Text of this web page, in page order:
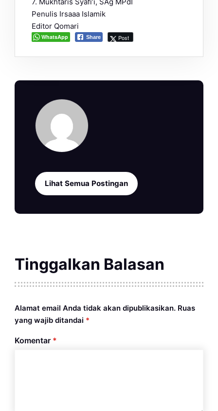
Penulis Irsaaa Islamik
Editor Qomari
WhatsApp Share Post
Lihat Semua Postingan
Tinggalkan Balasan
Alamat email Anda tidak akan dipublikasikan. Ruas
yang wajib ditandai *
Komentar *